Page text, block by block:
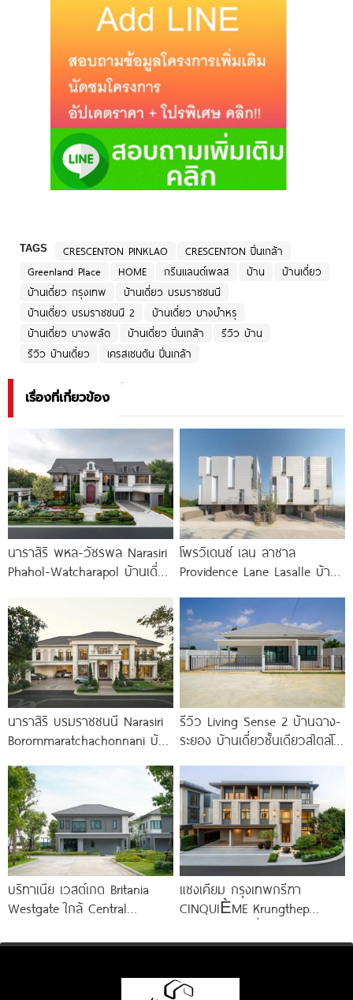
TAGS CRESCENTON PINKLAO
CRESCENTON ปิ่นเกล้า
Greenland Place
HOME กรีนแลนด์เพลส บ้าน
บ้านเดี่ยว
บ้านเดี่ยว กรุงเทพ
บ้านเดี่ยว บรมราชชนนี
บ้านเดี่ยว บรมราชชนนี 2
บ้านเดี่ยว บางบำหรุ
บ้านเดี่ยว บางพลัด
บ้านเดี่ยว ปิ่นเกล้า
รีวิว บ้าน
รีวิว บ้านเดี่ยว
เครสเซนตัน ปิ่นเกล้า
เรื่องที่เกี่ยวข้อง
นาราสิริ พหล-วัชรพล Narasiri
Phahol-Watcharapol บ้านเดี่ยว
กลิ่นอายในแบบฝรั่งเศส ราคา
เริ่มต้น 35-90 ล้านบาท*
โพรวิเดนซ์ เลน ลาซาล
Providence Lane Lasalle บ้าน
นาราสิริ บรมราชชนนี Narasiri
Borommaratchachonnani บ้าน
ราชชนนี เพียง 100 ม.* จาก
รีวิว Living Sense 2 บ้านฉาง-
ระยอง บ้านเดี่ยวชั้นเดียวสไตล์โม
มอเตอร์เวย์
บริทาเนีย เวสต์เกต Britania
Westgate ใกล้ Central
สถานีคลองบางไผ่
แซงเคียม กรุงเทพกรีฑา
CINQUIÈME Krungthep
ใหม่ เอกสิทธิ์เพียง 16